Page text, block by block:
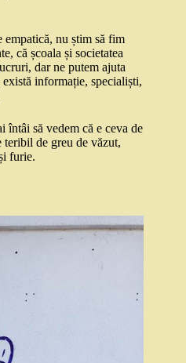
nu știm să fim
că școala și societatea
dar ne putem ajuta
informație, specialiști,
întâi să vedem că e ceva de
de greu de văzut,
furie.